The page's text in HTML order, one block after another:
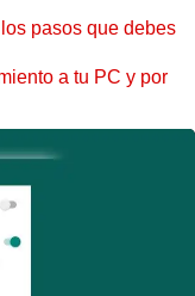
pasos que debes
a tu PC y por